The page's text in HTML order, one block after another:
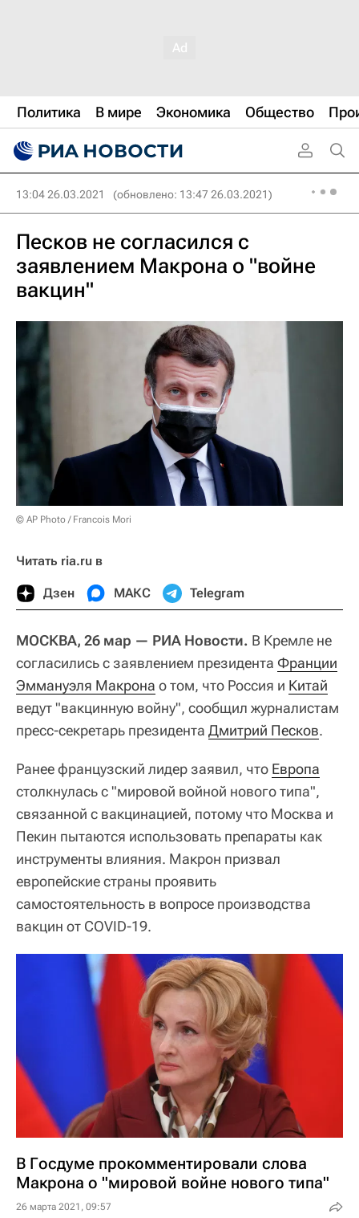
Политика В мире Экономика Общество
13:04 26.03.2021 (обновлено: 13:47 26.03.2021)
Песков не согласился с
заявлением Макрона о "войне
вакцин"
© AP Photo / Francois Mori
Читать ria.ru в
Дзен МАКС Telegram
МОСКВА, 26 мар — РИА Новости. В Кремле не
согласились с заявлением президента Франции
Эммануэля Макрона о том, что Россия и Китай
ведут "вакцинную войну", сообщил журналистам
пресс-секретарь президента Дмитрий Песков.
Ранее французский лидер заявил, что Европа
столкнулась с "мировой войной нового типа",
связанной с вакцинацией, потому что Москва и
Пекин пытаются использовать препараты как
инструменты влияния. Макрон призвал
европейские страны проявить
самостоятельность в вопросе производства
вакцин от COVID-19.
В Госдуме прокомментировали слова
Макрона о "мировой войне нового типа"
26 марта 2021, 09:57